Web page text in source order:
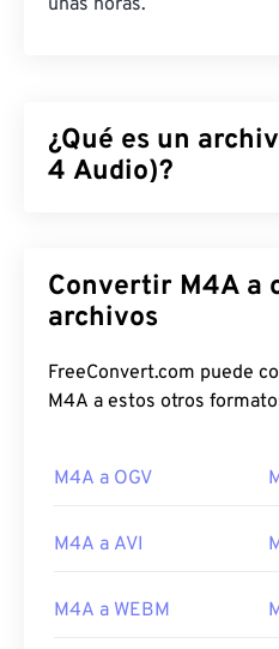
unas horas.
¿Qué es un
4 Audio)?
algoritmos de codificación
Advanced Audio Coding
pequeños y, a la vez, de
archivosMP3, con los que
como iTunes,
Convertir M4A a otros tipos de
archivos
FreeConvert.com puede
M4A a estos otros
M4A a OGV
M4A a AVI
M4A a WEBM